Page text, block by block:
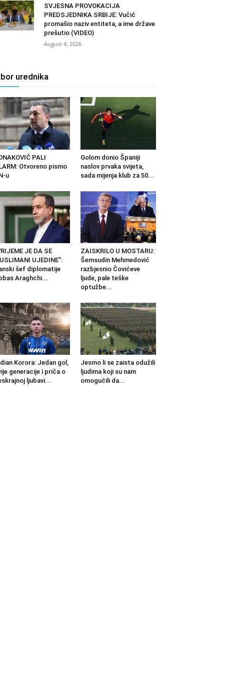
SVJESNA PROVOKACIJA
PREDSJEDNIKA SRBIJE: Vučić
promašio naziv entiteta, a ime države
prešutio (VIDEO)
August 4, 2026
urednika
PALI
Otvoreno pismo
u
Golom donio Španiji
naslov prvaka svijeta,
sada mijenja klub za 50...
JE DA SE
UJEDINE”:
šef diplomatije
Araghchi...
ZAISKRILO U MOSTARU:
Šemsudin Mehmedović
razbjesnio Čovićeve
ljude, pale teške
optužbe...
Korora: Jedan gol,
generacije i priča o
ljubavi...
Jesmo li se zaista odužili
ljudima koji su nam
omogućili da...